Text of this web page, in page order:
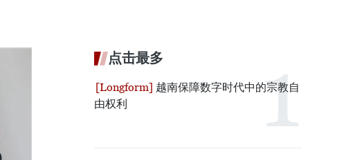
点击最多
越南保障数字时代中的宗教自
由权利